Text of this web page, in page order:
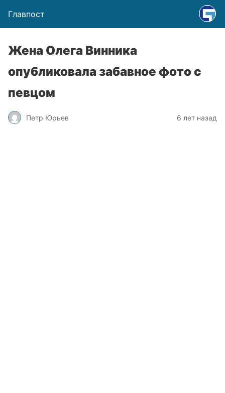
Главпост
Жена Олега Винника
опубликовала забавное фото с
певцом
Петр Юрьев 6 лет назад